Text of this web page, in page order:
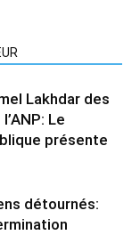
Lakhdar des
Le
présente
détournés: